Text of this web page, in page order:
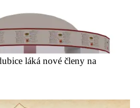
láká nové členy na